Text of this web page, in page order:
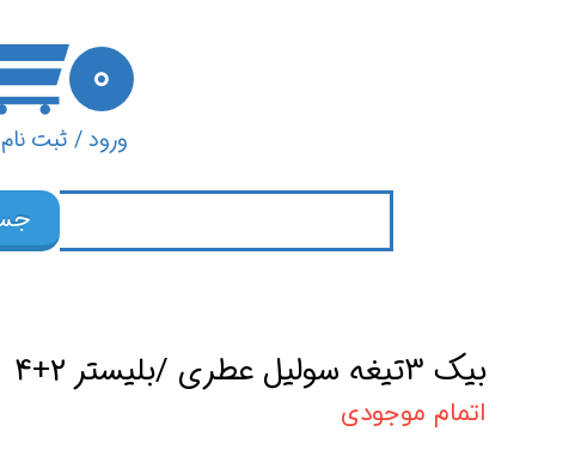
ورود/ ثبت نام
حساب
تغییر گذر
کاربری
۰
بیک 3تیغه سولیل عطری /بلیستر 2+4
اتمام موجودی